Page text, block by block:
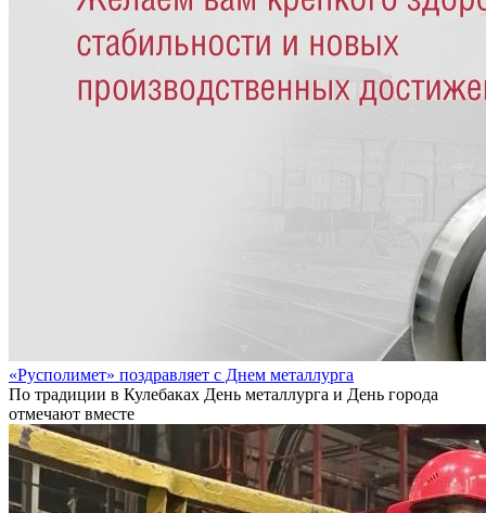
«Русполимет» поздравляет с Днем металлурга
По традиции в Кулебаках День металлурга и День города
отмечают вместе